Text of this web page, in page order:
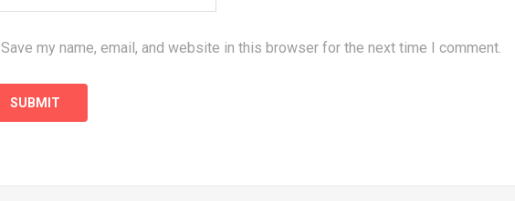
Save my name, email, and website in this browser for the next time I comment.